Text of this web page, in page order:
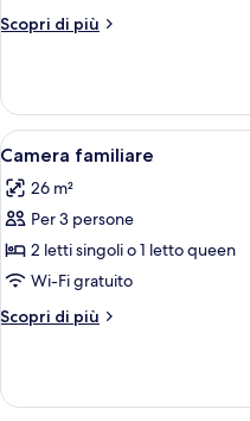
Scopri di più
Altri
Standard
Apri
tutte
le
foto
per
Camera
familiare
5
Camera familiare
26 m²
Per 3 persone
2 letti singoli o 1 letto queen
Wi-Fi gratuito
Scopri di più
Altri
familiare